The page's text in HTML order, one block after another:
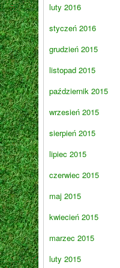
luty 2016
styczeń 2016
grudzień 2015
listopad 2015
październik 2015
wrzesień 2015
sierpień 2015
lipiec 2015
czerwiec 2015
maj 2015
kwiecień 2015
marzec 2015
luty 2015